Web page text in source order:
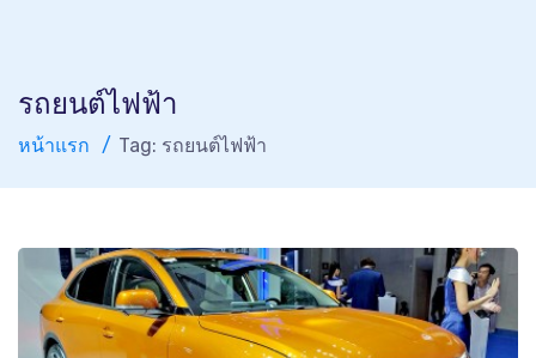
รถยนต์ไฟฟ้า
หน้าแรก Tag: รถยนต์ไฟฟ้า